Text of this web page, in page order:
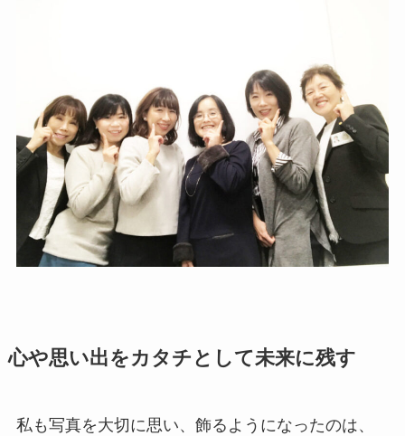
心や思い出をカタチとして未来に残す
私も写真を大切に思い、飾るようになったのは、